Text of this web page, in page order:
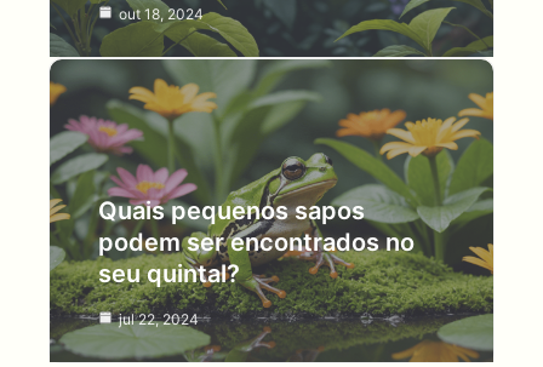
out 18, 2024
Quais pequenos sapos
podem ser encontrados no
seu quintal?
jul 22, 2024